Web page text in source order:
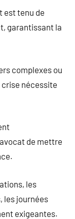
est tenu de
garantissant la
complexes ou
nécessite
de mettre
les
les journées
exigeantes.